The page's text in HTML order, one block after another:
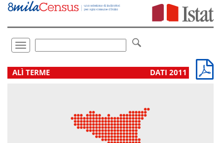
Vai
direttamente
Toggle
navigation
.
ALÌ TERME DATI 2011